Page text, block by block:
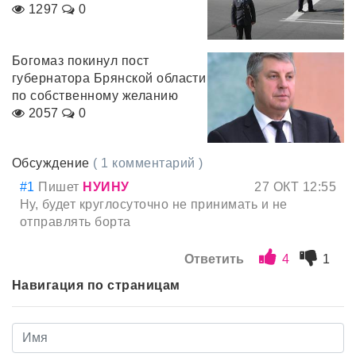
1297
0
Богомаз покинул пост
губернатора Брянской области
по собственному желанию
2057
0
Обсуждение ( 1 комментарий )
#1 Пишет НУИНУ
27 ОКТ 12:55
Ну, будет круглосуточно не принимать и не
отправлять борта
Ответить 4
1
Навигация по страницам